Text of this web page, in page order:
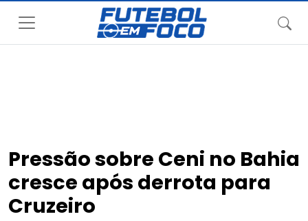
Pressão sobre Ceni no Bahia
cresce após derrota para
Cruzeiro